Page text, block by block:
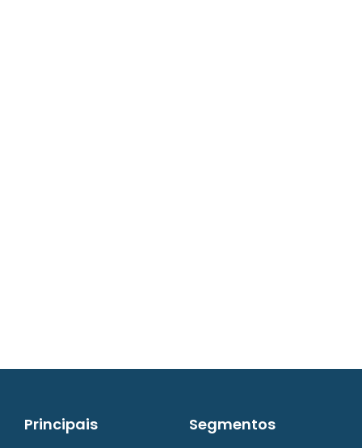
Principais Segmentos